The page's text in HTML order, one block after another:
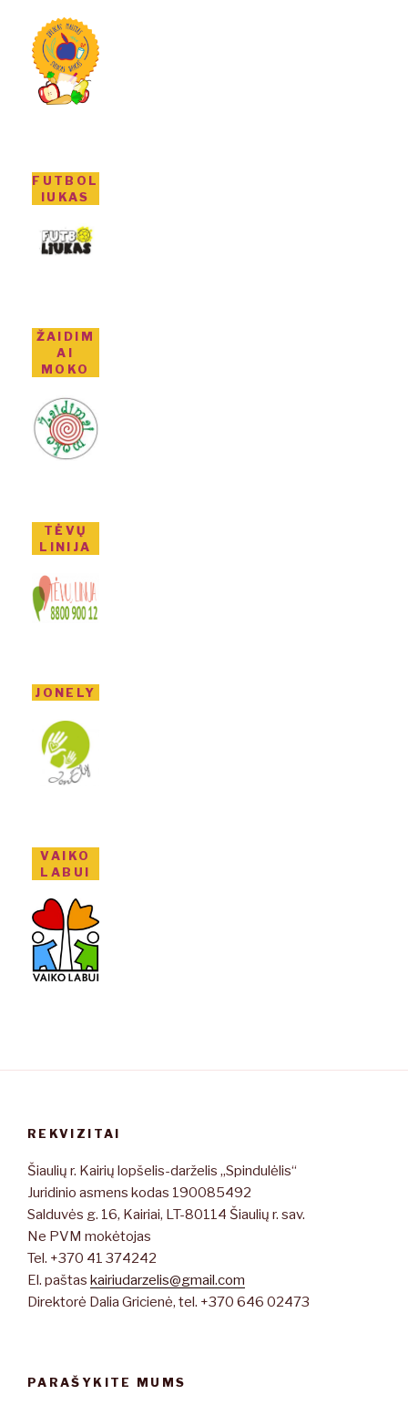
FUTBOL
IUKAS
ŽAIDIM
AI
MOKO
TĖVŲ
LINIJA
JONELY
VAIKO
LABUI
REKVIZITAI
Šiaulių r. Kairių lopšelis-darželis „Spindulėlis“
Juridinio asmens kodas 190085492
Salduvės g. 16, Kairiai, LT-80114 Šiaulių r. sav.
Ne PVM mokėtojas
Tel. +370 41 374242
El. paštas kairiudarzelis@gmail.com
Direktorė Dalia Gricienė, tel. +370 646 02473
PARAŠYKITE MUMS